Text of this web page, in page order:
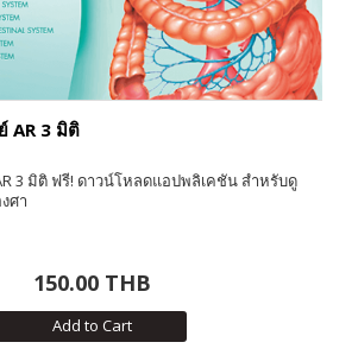
AR 3 มิติ
3 มิติ ฟรี! ดาวน์โหลดแอปพลิเคชัน สำหรับดู
ศา
150.00 THB
Add to Cart